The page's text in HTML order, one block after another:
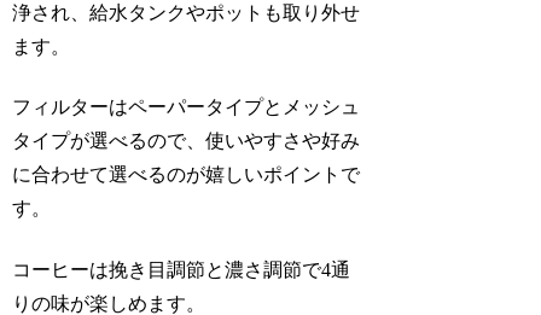
浄され、給水タンクやポットも取り外せ
ます。
フィルターはペーパータイプとメッシュ
タイプが選べるので、使いやすさや好み
に合わせて選べるのが嬉しいポイントで
す。
コーヒーは挽き目調節と濃さ調節で4通
りの味が楽しめます。